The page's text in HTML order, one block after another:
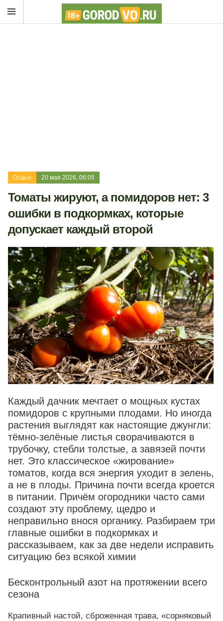
Отдых 20 мая 2026, 06:05
Томаты жируют, а помидоров нет: 3
ошибки в подкормках, которые
допускает каждый второй
Каждый дачник мечтает о мощных кустах
помидоров с крупными плодами. Но иногда
растения выглядят как настоящие джунгли:
тёмно-зелёные листья сворачиваются в
трубочку, стебли толстые, а завязей почти
нет. Это классическое «жирование»
томатов, когда вся энергия уходит в зелень,
а не в плоды. Причина почти всегда кроется
в питании. Причём огородники часто сами
создают эту проблему, щедро и
неправильно внося органику. Разбираем три
главные ошибки в подкормках и
рассказываем, как за две недели исправить
ситуацию без всякой химии
Бесконтрольный азот на протяжении всего
сезона
Крапивный настой, сброженная трава, «сорняковый